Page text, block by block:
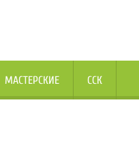
МАСТЕРСКИЕ ССК